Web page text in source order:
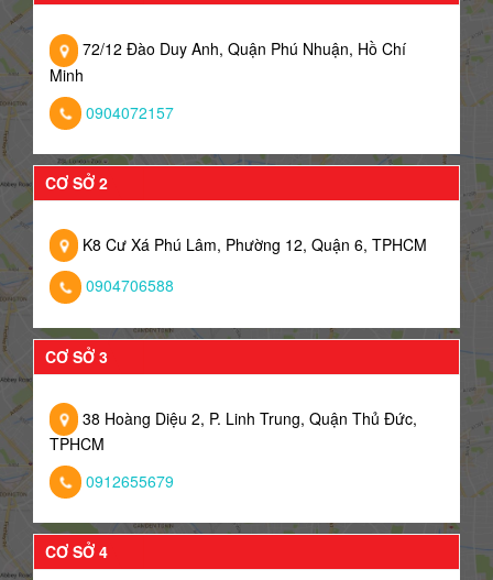
72/12 Đào Duy Anh, Quận Phú Nhuận, Hồ Chí
Minh
0904072157
CƠ SỞ 2
K8 Cư Xá Phú Lâm, Phường 12, Quận 6, TPHCM
0904706588
CƠ SỞ 3
38 Hoàng Diệu 2, P. Linh Trung, Quận Thủ Đức,
TPHCM
0912655679
CƠ SỞ 4